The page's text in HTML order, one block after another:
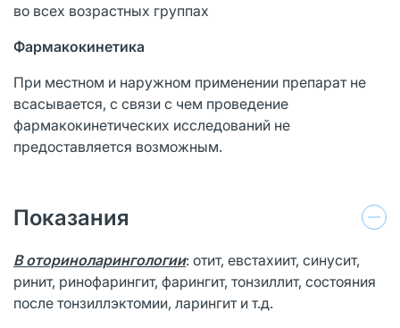
во всех возрастных группах
Фармакокинетика
При местном и наружном применении препарат не
всасывается, с связи с чем проведение
фармакокинетических исследований не
предоставляется возможным.
Показания
В оториноларингологии: отит, евстахиит, синусит,
ринит, ринофарингит, фарингит, тонзиллит, состояния
после тонзиллэктомии, ларингит и т.д.